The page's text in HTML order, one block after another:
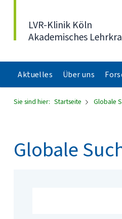
LVR-Klinik Köln
Akademisches
Aktuelles Über uns
Sie sind hier: Startseite Globale
Globale